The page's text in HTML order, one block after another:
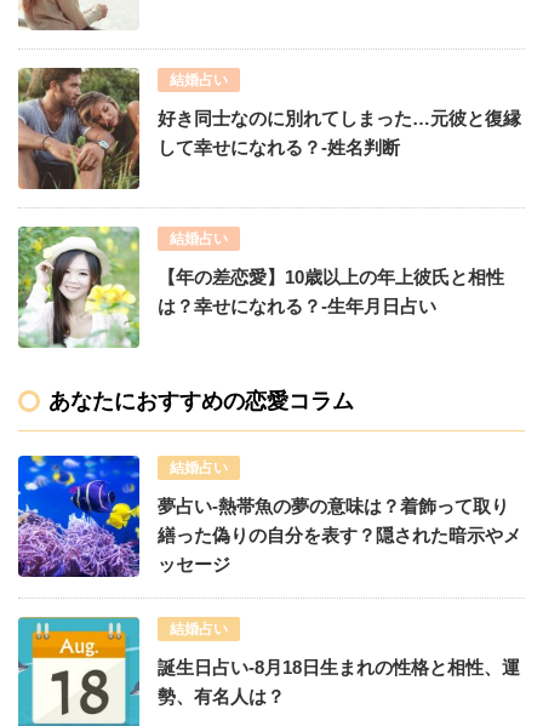
結婚占い
好き同士なのに別れてしまった…元彼と復縁
して幸せになれる？-姓名判断
結婚占い
【年の差恋愛】10歳以上の年上彼氏と相性
は？幸せになれる？-生年月日占い
あなたにおすすめの恋愛コラム
結婚占い
夢占い-熱帯魚の夢の意味は？着飾って取り
繕った偽りの自分を表す？隠された暗示やメ
ッセージ
結婚占い
誕生日占い-8月18日生まれの性格と相性、運
勢、有名人は？